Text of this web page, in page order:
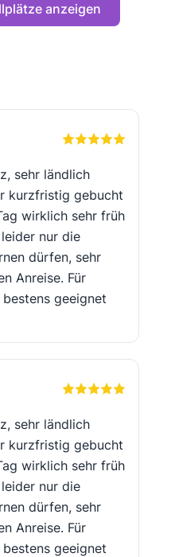
anzeigen
sehr ländlich
kurzfristig gebucht
wirklich sehr früh
nur die
dürfen, sehr
Anreise. Für
geeignet
sehr ländlich
kurzfristig gebucht
wirklich sehr früh
nur die
dürfen, sehr
Anreise. Für
geeignet